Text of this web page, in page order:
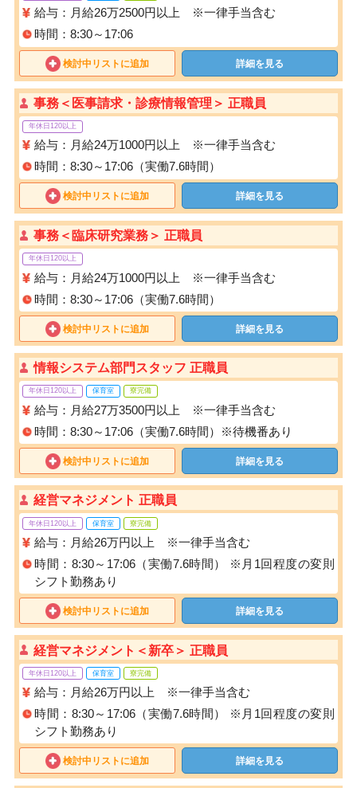
給与：月給26万2500円以上 ※一律手当含む
時間：8:30～17:06
検討中リストに追加 詳細を見る
事務＜医事請求・診療情報管理＞ 正職員
年休日120以上
給与：月給24万1000円以上 ※一律手当含む
時間：8:30～17:06（実働7.6時間）
検討中リストに追加 詳細を見る
事務＜臨床研究業務＞ 正職員
年休日120以上
給与：月給24万1000円以上 ※一律手当含む
時間：8:30～17:06（実働7.6時間）
検討中リストに追加 詳細を見る
情報システム部門スタッフ 正職員
年休日120以上 保育室 寮完備
給与：月給27万3500円以上 ※一律手当含む
時間：8:30～17:06（実働7.6時間）※待機番あり
検討中リストに追加 詳細を見る
経営マネジメント 正職員
年休日120以上 保育室 寮完備
給与：月給26万円以上 ※一律手当含む
時間：8:30～17:06（実働7.6時間） ※月1回程度の変則
シフト勤務あり
検討中リストに追加 詳細を見る
経営マネジメント＜新卒＞ 正職員
年休日120以上 保育室 寮完備
給与：月給26万円以上 ※一律手当含む
時間：8:30～17:06（実働7.6時間） ※月1回程度の変則
シフト勤務あり
検討中リストに追加 詳細を見る